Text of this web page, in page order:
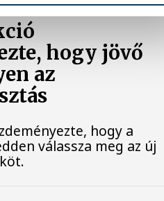
hogy jövő
az
hogy a
válassza meg az új